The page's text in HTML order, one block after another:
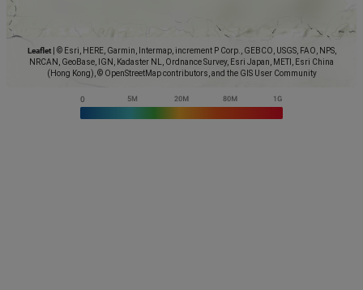
Leaflet
© Esri, HERE, Garmin, Intermap, increment P Corp., GEBCO, USGS, FAO, NPS,
NRCAN, GeoBase, IGN, Kadaster NL, Ordnance Survey, Esri Japan, METI, Esri China
(Hong Kong), © OpenStreetMap contributors, and the GIS User Community